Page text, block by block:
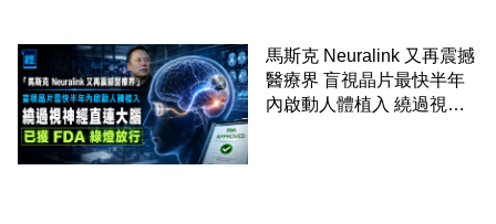
馬斯克 Neuralink 又再震撼
醫療界 盲視晶片最快半年
內啟動人體植入 繞過視神